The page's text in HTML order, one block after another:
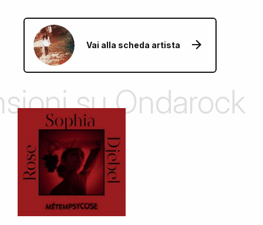
Vai alla scheda artista
su Ondarock